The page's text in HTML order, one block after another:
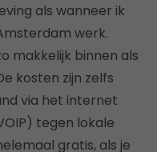
als wanneer ik
werk.
makkelijk binnen als
kosten zijn zelfs
via het internet
tegen lokale
gratis, als je